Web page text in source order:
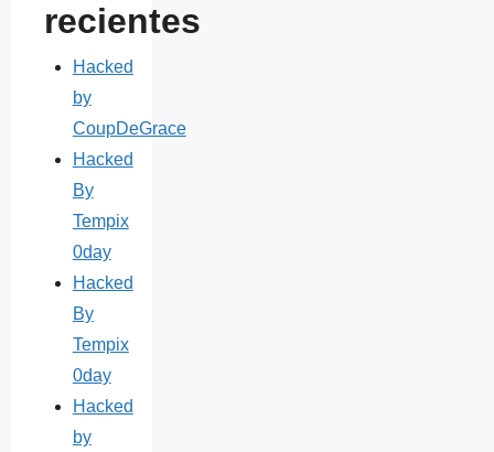
recientes
Hacked
by
CoupDeGrace
Hacked
By
Tempix
0day
Hacked
By
Tempix
0day
Hacked
by